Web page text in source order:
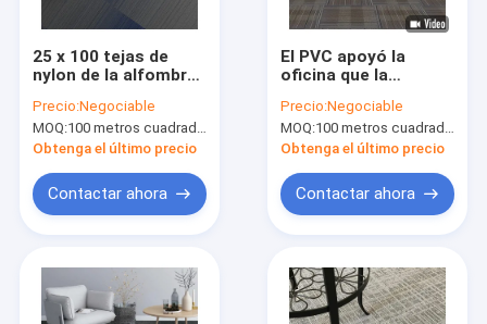
Productos
25 x 100 tejas de
nylon de la alfombra
de la pila del forro
5m m del PVC para el
negocio
Precio:Negociable
MOQ:100 metros cuadrados por color
Obtenga el último precio
Contactar ahora
El PVC apoyó la
oficina que la
desprendible teja los
50cm*50cm
Precio:Negociable
MOQ:100 metros cuadrados por color
Obtenga el último precio
Contactar ahora